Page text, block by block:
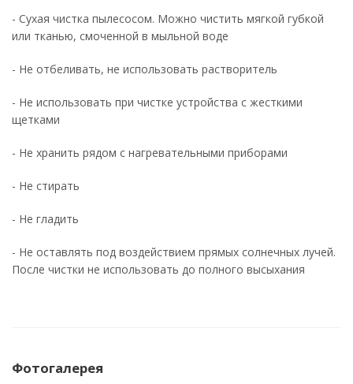
- Сухая чистка пылесосом. Можно чистить мягкой губкой
или тканью, смоченной в мыльной воде
- Не отбеливать, не использовать растворитель
- Не использовать при чистке устройства с жесткими
щетками
- Не хранить рядом с нагревательными приборами
- Не стирать
- Не гладить
- Не оставлять под воздействием прямых солнечных лучей.
После чистки не использовать до полного высыхания
Фотогалерея